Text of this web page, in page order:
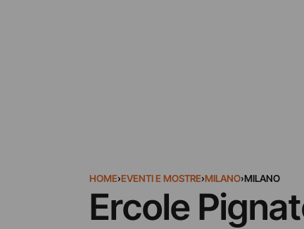
HOME›EVENTI E MOSTRE›MILANO›MILANO
Ercole